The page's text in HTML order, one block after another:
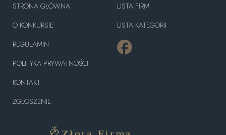
STRONA GŁÓWNA
O KONKURSIE
REGULAMIN
POLITYKA PRYWATNOŚCI
KONTAKT
ZGŁOSZENIE
LISTA FIRM
LISTA KATEGORII